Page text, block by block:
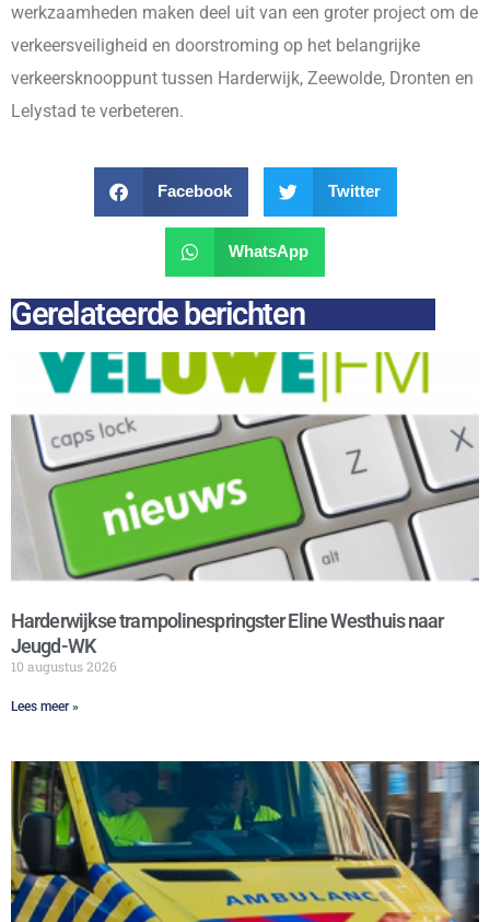
werkzaamheden maken deel uit van een groter project om de
verkeersveiligheid en doorstroming op het belangrijke
verkeersknooppunt tussen Harderwijk, Zeewolde, Dronten en
Lelystad te verbeteren.
Facebook Twitter
WhatsApp
Gerelateerde berichten
Harderwijkse trampolinespringster Eline Westhuis naar
Jeugd-WK
10 augustus 2026
Lees meer »